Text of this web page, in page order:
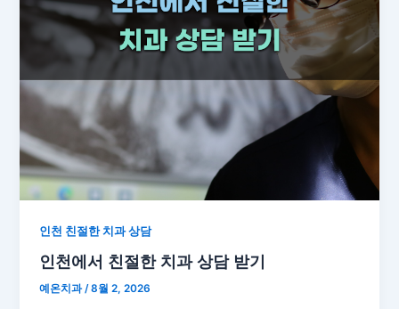
인천 친절한 치과 상담
인천에서 친절한 치과 상담 받기
예온치과/8월 2, 2026